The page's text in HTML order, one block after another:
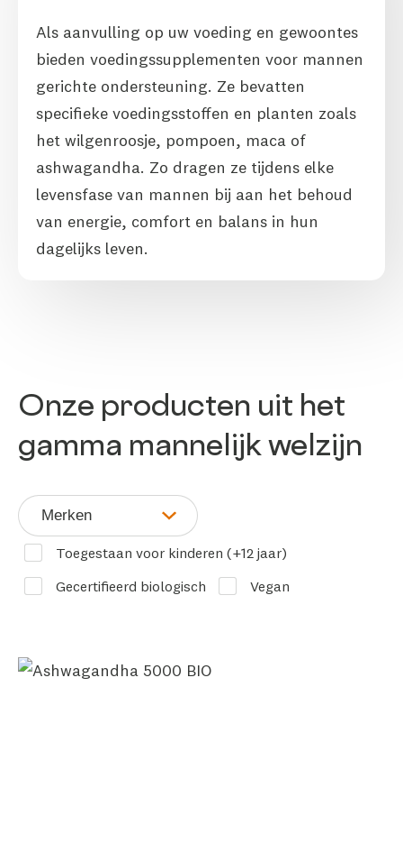
Als aanvulling op uw voeding en gewoontes
bieden voedingssupplementen voor mannen
gerichte ondersteuning. Ze bevatten
specifieke voedingsstoffen en planten zoals
het wilgenroosje, pompoen, maca of
ashwagandha. Zo dragen ze tijdens elke
levensfase van mannen bij aan het behoud
van energie, comfort en balans in hun
dagelijks leven.
Onze producten uit het
gamma mannelijk welzijn
Merken
Toegestaan voor kinderen (+12 jaar)
Gecertifieerd biologisch
Vegan